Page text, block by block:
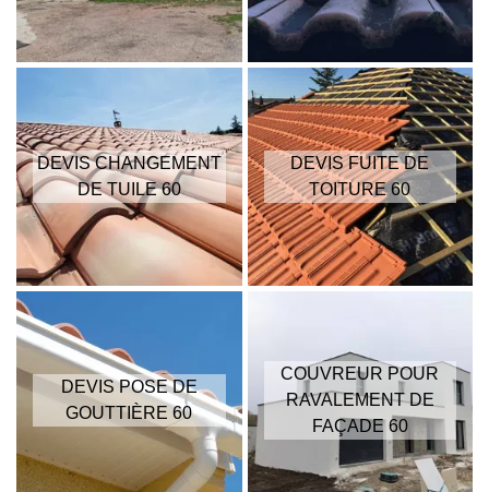
DEVIS CHANGEMENT
DE TUILE 60
DEVIS FUITE DE
TOITURE 60
DEVIS POSE DE
GOUTTIÈRE 60
COUVREUR POUR
RAVALEMENT DE
FAÇADE 60